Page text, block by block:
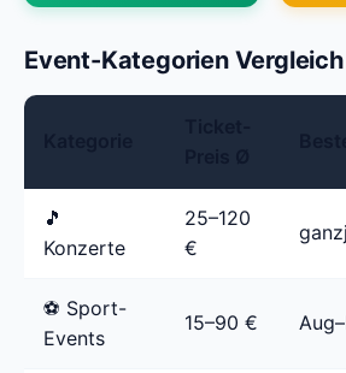
Event-Kategorien
🎵
Konzerte
25–120
€
⚽ Sport-
Events
15–90 €